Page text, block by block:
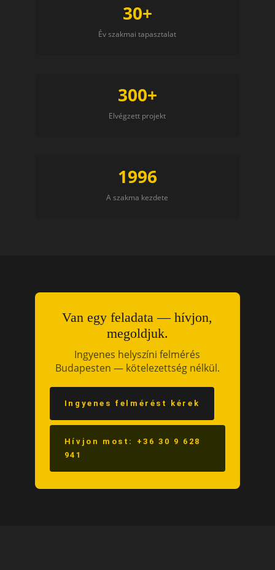
30+
Év szakmai tapasztalat
300+
Elvégzett projekt
1996
A szakma kezdete
Van egy feladata — hívjon,
megoldjuk.
Ingyenes helyszíni felmérés
Budapesten — kötelezettség nélkül.
Ingyenes felmérést kérek
Hívjon most: +36 30 9 628
941